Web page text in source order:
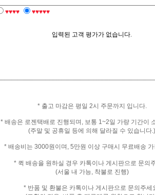
♥♥♥♥ ♥♥♥♥♥
입력된 고객 평가가 없습니다.
* 출고 마감은 평일 2시 주문까지 입니다.
* 배송은 로젠택배로 진행되며, 보통 1~2일 가량 기간이
(주말 및 공휴일 등에 의해 달라질 수 있습니다.)
* 배송비는 3000원이며, 5만원 이상 구매시 무료배송
* 퀵 배송을 원하실 경우 카톡이나 게시판으로 문의
(서울 내 가능, 착불로 진행)
* 반품 및 환불은 카톡이나 게시판으로 문의주세